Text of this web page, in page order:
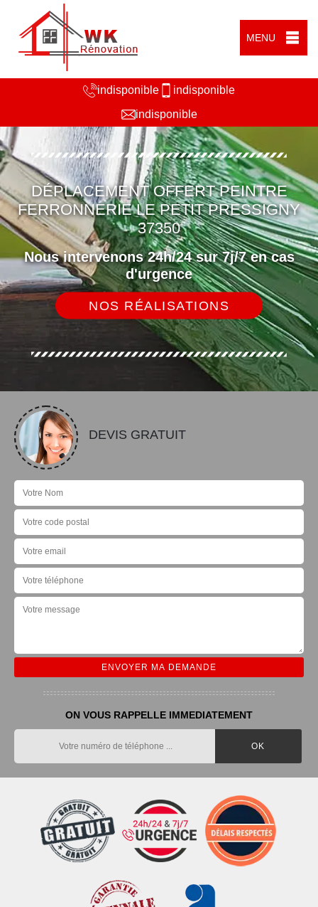
MENU
indisponible
indisponible
indisponible
DÉPLACEMENT OFFERT PEINTRE
FERRONNERIE LE PETIT PRESSIGNY
37350
Nous intervenons 24h/24 sur 7j/7 en cas
d'urgence
NOS RÉALISATIONS
DEVIS GRATUIT
ON VOUS RAPPELLE IMMEDIATEMENT